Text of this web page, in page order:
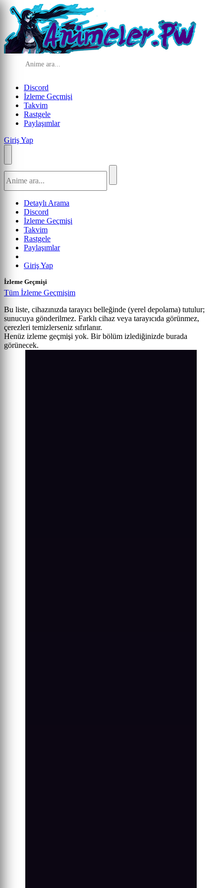
Discord
İzleme Geçmişi
Takvim
Rastgele
Paylaşımlar
Giriş Yap
Detaylı Arama
Discord
İzleme Geçmişi
Takvim
Rastgele
Paylaşımlar
Giriş Yap
İzleme Geçmişi
Tüm İzleme Geçmişim
Bu liste, cihazınızda tarayıcı belleğinde (yerel depolama) tutulur;
sunucuya gönderilmez. Farklı cihaz veya tarayıcıda görünmez,
çerezleri temizlerseniz sıfırlanır.
Henüz izleme geçmişi yok. Bir bölüm izlediğinizde burada
görünecek.